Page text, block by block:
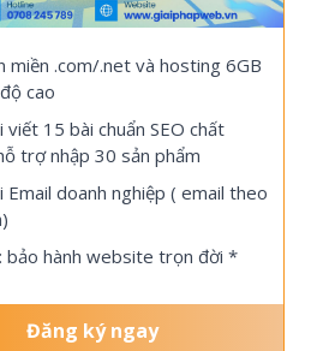
miền .com/.net và hosting 6GB
cao
viết 15 bài chuẩn SEO chất
trợ nhập 30 sản phẩm
Email doanh nghiệp ( email theo
bảo hành website trọn đời *
Đăng ký ngay